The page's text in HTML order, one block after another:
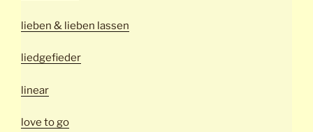
lieben & lieben lassen
liedgefieder
linear
love to go